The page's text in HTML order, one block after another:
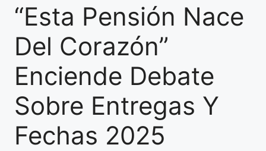
“Esta Pensión Nace
Del Corazón”
Enciende Debate
Sobre Entregas Y
Fechas 2025